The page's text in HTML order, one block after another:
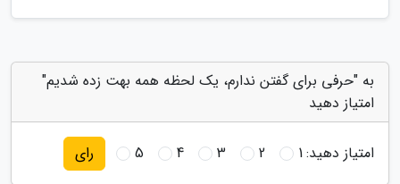
به "حرفی برای گفتن ندارم، یک لحظه همه بهت زده شدیم"
امتیاز دهید
امتیاز دهید:1
2
3
4
5 رای